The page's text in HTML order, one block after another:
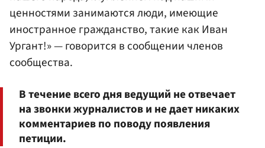
ценностями занимаются люди, имеющие
иностранное гражданство, такие как Иван
Ургант!» — говорится в сообщении членов
сообщества.
В течение всего дня ведущий не отвечает
на звонки журналистов и не дает никаких
комментариев по поводу появления
петиции.